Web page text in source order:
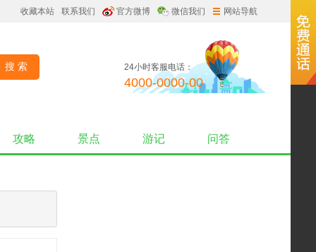
收藏本站 联系我们 官方微博 微信我们 网站导航
24小时客服电话：
4000-0000-00
攻略 景点 游记 问答